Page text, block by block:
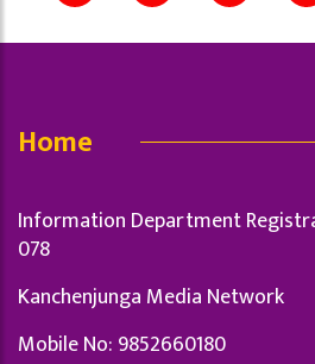
Home
Information Department
078
Kanchenjunga Media Network
Mobile No: 9852660180